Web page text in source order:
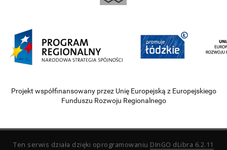
Projekt współfinansowany przez Unię Europejską z Europejskiego
Funduszu Rozwoju Regionalnego
Ten serwis działa dzięki oprogramowaniu DInGO dLibra 6.2.11